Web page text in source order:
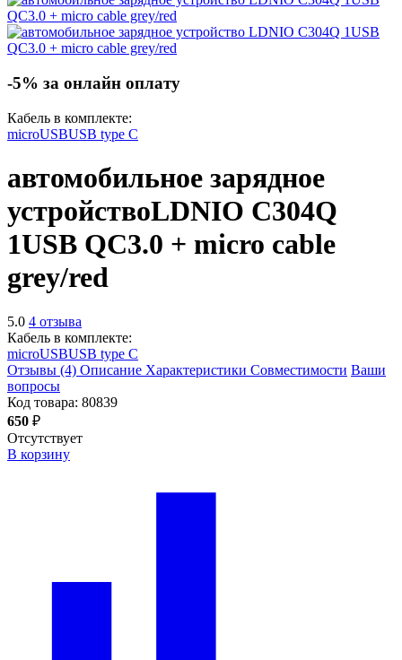
-5% за онлайн оплату
Кабель в комплекте:
microUSBUSB type C
автомобильное зарядное
устройствоLDNIO C304Q
1USB QC3.0 + micro cable
grey/red
5.0 4 отзыва
Кабель в комплекте:
microUSBUSB type C
Отзывы (4) Описание Характеристики Совместимости Ваши
вопросы
Код товара: 80839
650 ₽
Отсутствует
В корзину